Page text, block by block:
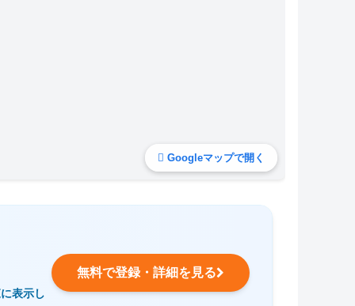
Googleマップで開く
表示し
無料で登録・詳細を見る